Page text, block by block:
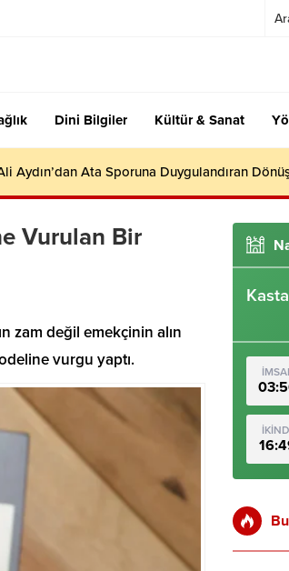
Dini Bilgiler Kültür & Sanat
Aydın’dan Ata Sporuna Duygulandıran
Vurulan Bir
zam değil emekçinin alın
vurgu yaptı.